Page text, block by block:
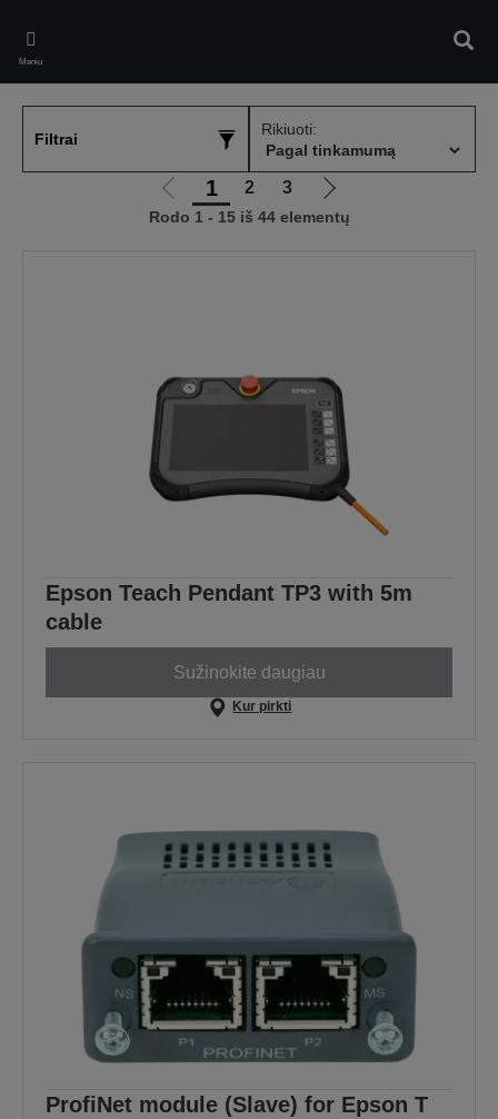
main
content
Meniu
Filtrai
Rikiuoti:
Eiti
į
1 2 3
Eiti
į
Rodo 1 - 15 iš 44 elementų
Epson Teach Pendant TP3 with 5m
cable
Sužinokite daugiau
Kur pirkti
ProfiNet module (Slave) for Epson T